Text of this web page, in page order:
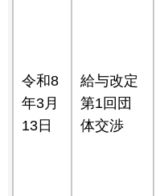
令和8
年3月
13日
給与改定
第1回団
体交渉